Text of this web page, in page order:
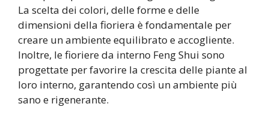
La scelta dei colori, delle forme e delle
dimensioni della fioriera è fondamentale per
creare un ambiente equilibrato e accogliente.
Inoltre, le fioriere da interno Feng Shui sono
progettate per favorire la crescita delle piante al
loro interno, garantendo così un ambiente più
sano e rigenerante.